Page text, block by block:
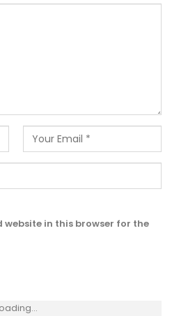
website in this browser for the